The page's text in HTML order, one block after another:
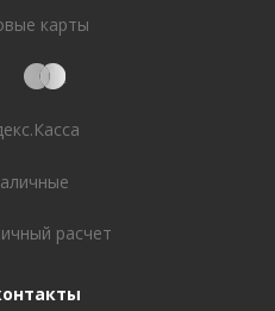
карты
расчет